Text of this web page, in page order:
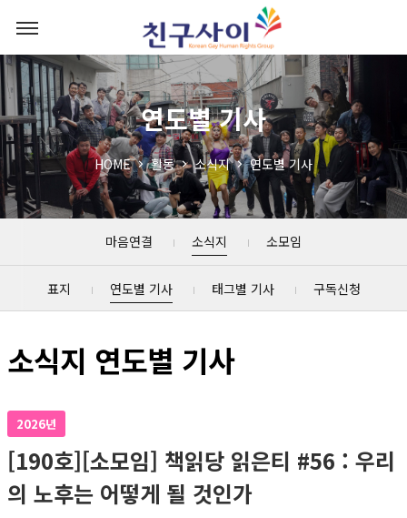
연도별 기사
HOME 활동 소식지 연도별 기사
마음연결 소식지 소모임
표지 연도별 기사 태그별 기사 구독신청
소식지 연도별 기사
2026년
[190호][소모임] 책읽당 읽은티 #56 : 우리
의 노후는 어떻게 될 것인가